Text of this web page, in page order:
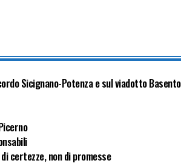
Sicignano-Potenza e sul viadotto Basento
certezze, non di promesse